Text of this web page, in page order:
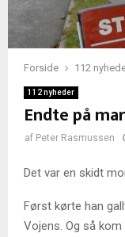
Forside 112
112 nyheder
Endte på
af Peter Rasmussen
Det var en skidt
Først kørte han
Vojens. Og så